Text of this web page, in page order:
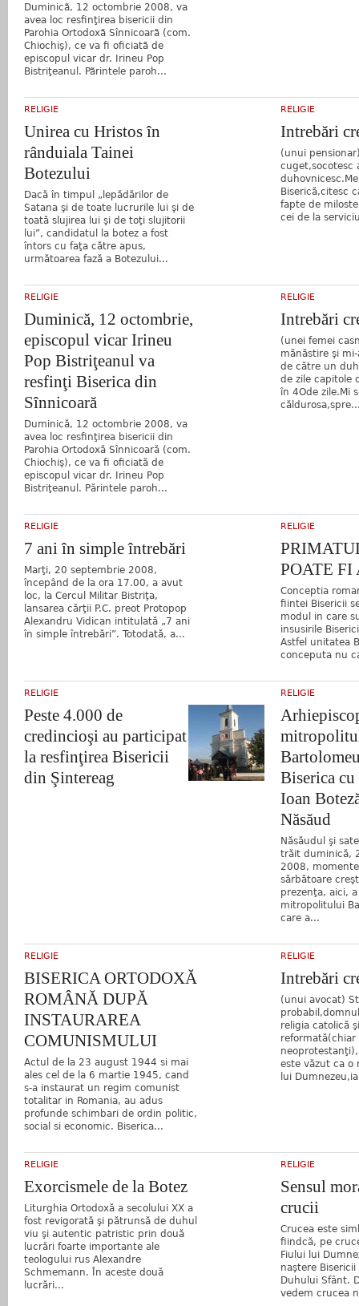
Duminicã, 12 octombrie 2008, va
avea loc resfinţirea bisericii din
Parohia Ortodoxã Sînnicoarã (com.
Chiochiş), ce va fi oficiatã de
episcopul vicar dr. Irineu Pop
Bistriţeanul. Pãrintele paroh...
RELIGIE
Unirea cu Hristos în
rânduiala Tainei
Botezului
Dacă în timpul „lepădărilor de
Satana şi de toate lucrurile lui şi de
toată slujirea lui şi de toţi slujitorii
lui”, candidatul la botez a fost
întors cu faţa către apus,
următoarea fază a Botezului...
RELIGIE
Intrebări
(unui
cuget,socotesc
Biserică,citesc
fapte de
cei de la
RELIGIE
Duminică, 12 octombrie,
episcopul vicar Irineu
Pop Bistriţeanul va
resfinţi Biserica din
Sînnicoară
Duminică, 12 octombrie 2008, va
avea loc resfinţirea bisericii din
Parohia Ortodoxă Sînnicoară (com.
Chiochiş), ce va fi oficiată de
episcopul vicar dr. Irineu Pop
Bistriţeanul. Părintele paroh...
RELIGIE
Intrebări
(unei femei
mănăstire şi
de către un
de zile capitole
în 4Ode zile.Mi
RELIGIE
7 ani în simple întrebări
Marţi, 20 septembrie 2008,
începând de la ora 17.00, a avut
loc, la Cercul Militar Bistriţa,
lansarea cărţii P.C. preot Protopop
Alexandru Vidican intitulată „7 ani
în simple întrebări”. Totodată, a...
RELIGIE
POATE FI
Conceptia
fiintei Bisericii
modul in care
insusirile
Astfel unitatea
conceputa nu
RELIGIE
Peste 4.000 de
credincioşi au participat
la resfinţirea Bisericii
din Şintereag
RELIGIE
Biserica
Ioan
Năsăud
Năsăudul şi
trăit duminică,
2008,
sărbătoare
prezenţa, aici,
mitropolitului
care a...
RELIGIE
BISERICA ORTODOXĂ
ROMÂNĂ DUPĂ
INSTAURAREA
COMUNISMULUI
Actul de la 23 august 1944 si mai
ales cel de la 6 martie 1945, cand
s-a instaurat un regim comunist
totalitar in Romania, au adus
profunde schimbari de ordin politic,
social si economic. Biserica...
RELIGIE
Intrebări
(unui avocat)
religia catolică
reformată(chiar
este văzut ca o
lui
RELIGIE
Exorcismele de la Botez
Liturghia Ortodoxă a secolului XX a
fost revigorată şi pătrunsă de duhul
viu şi autentic patristic prin două
lucrări foarte importante ale
teologului rus Alexandre
Schmemann. În aceste două
lucrări...
RELIGIE
Sensul
crucii
Crucea este
fiindcă, pe
Fiului lui
naştere
Duhului Sfânt.
vedem crucea